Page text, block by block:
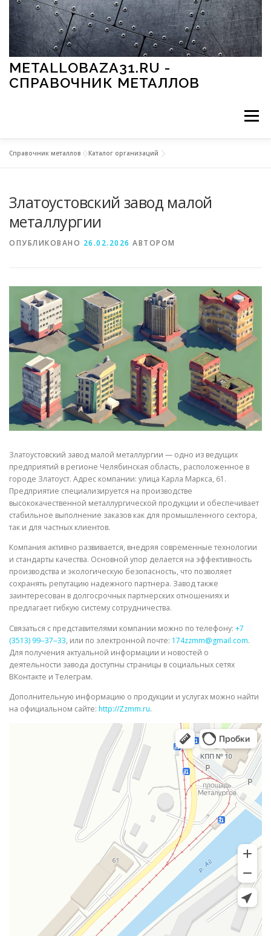
Перейти к содержимому
METALLOBAZA31.RU -
СПРАВОЧНИК МЕТАЛЛОВ
Меню
МЕТАЛЛЫ И ОКРУЖАЮЩАЯ СРЕДА
СВОЙСТВА МЕТАЛЛОВ СОРТА МЕТАЛЛОВ
СТАТЬИ
Справочник металлов »Каталог организаций
Златоустовский завод малой
металлургии
ОПУБЛИКОВАНО 26.02.2026 АВТОРОМ
Златоустовский завод малой металлургии — одно из ведущих
предприятий в регионе Челябинская область, расположенное в
городе Златоуст. Адрес компании: улица Карла Маркса, 61.
Предприятие специализируется на производстве
высококачественной металлургической продукции и обеспечивает
стабильное выполнение заказов как для промышленного сектора,
так и для частных клиентов.
Компания активно развивается, внедряя современные технологии
и стандарты качества. Основной упор делается на эффективность
производства и экологическую безопасность, что позволяет
сохранять репутацию надежного партнера. Завод также
заинтересован в долгосрочных партнерских отношениях и
предлагает гибкую систему сотрудничества.
Связаться с представителями компании можно по телефону: +7
(3513) 99‒37‒33, или по электронной почте: 174zzmm@gmail.com.
Для получения актуальной информации и новостей о
деятельности завода доступны страницы в социальных сетях
ВКонтакте и Телеграм.
Дополнительную информацию о продукции и услугах можно найти
на официальном сайте: http://Zzmm.ru.